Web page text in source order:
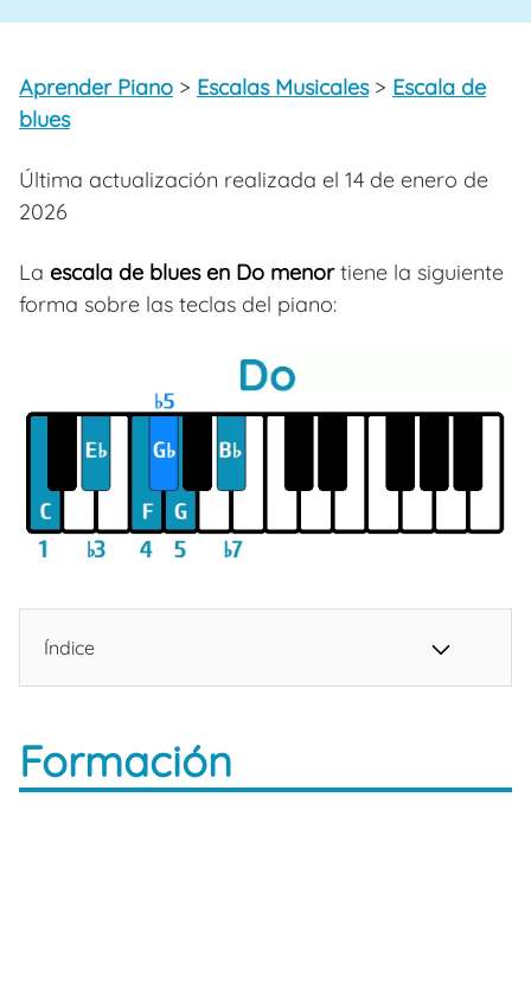
Aprender Piano > Escalas Musicales> Escala de
blues
Última actualización realizada el 14 de enero de
2026
La escala de blues en Do menortiene la siguiente
forma sobre las teclas del piano:
Índice
Formación